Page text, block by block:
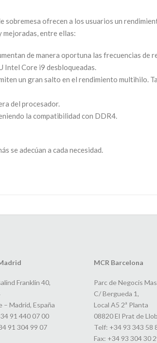
ofrecen a los usuarios un
mejoradas, entre ellas:
de manera oportuna las frecuencias de
Intel Core i9 desbloqueadas.
un gran salto en el rendimiento multihilo.
del procesador.
la compatibilidad con DDR4.
se adecúan a cada necesidad.
Franklin 40,
– Madrid, España
91 440 07 00
91 304 99 07
MCR Barcelona
Parc de Negocis
C/ Bergueda 1,
Local A5 2ª Planta
08820 El Prat de
Telf: +34 93 343 58
Fax: +34 93 304 30